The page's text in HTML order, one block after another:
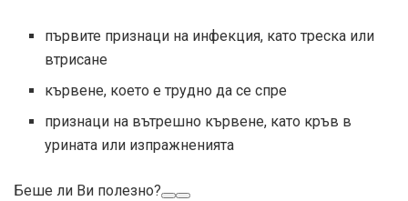
първите признаци на инфекция, като треска или
втрисане
кървене, което е трудно да се спре
признаци на вътрешно кървене, като кръв в
урината или изпражненията
Беше ли Ви полезно?